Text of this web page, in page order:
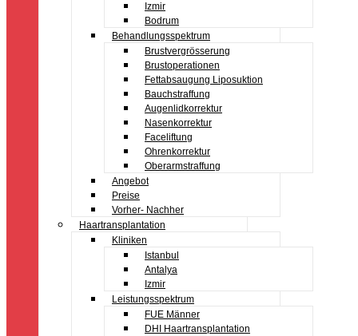
Izmir
Bodrum
Behandlungsspektrum
Brustvergrösserung
Brustoperationen
Fettabsaugung Liposuktion
Bauchstraffung
Augenlidkorrektur
Nasenkorrektur
Faceliftung
Ohrenkorrektur
Oberarmstraffung
Angebot
Preise
Vorher- Nachher
Haartransplantation
Kliniken
Istanbul
Antalya
Izmir
Leistungsspektrum
FUE Männer
DHI Haartransplantation